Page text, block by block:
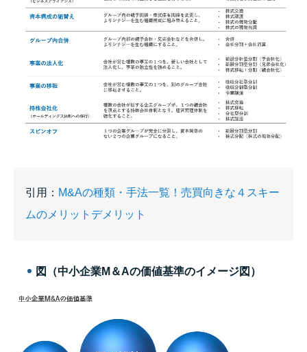
引用： M&Aの種類・手法一覧！売買向きな４スキー
ムのメリットデメリット
図（中小企業M＆Aの価値基準のイメージ図）